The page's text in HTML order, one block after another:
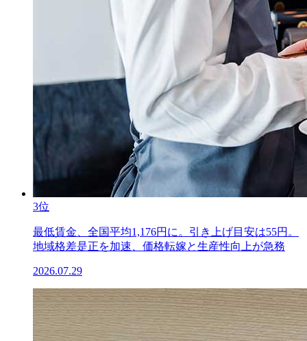
3位
最低賃金、全国平均1,176円に。引き上げ目安は55円。
地域格差是正を加速、価格転嫁と生産性向上が急務
2026.07.29